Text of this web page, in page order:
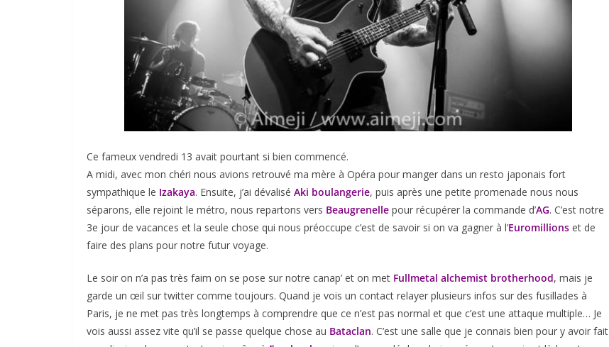
Ce fameux vendredi 13 avait pourtant si bien commencé.
A midi, avec mon chéri nous avions retrouvé ma mère à Opéra pour manger dans un resto japonais fort
sympathique le Izakaya. Ensuite, j’ai dévalisé Aki boulangerie, puis après une petite promenade nous nous
séparons, elle rejoint le métro, nous repartons vers Beaugrenelle pour récupérer la commande d’AG. C’est notre
3e jour de vacances et la seule chose qui nous préoccupe c’est de savoir si on va gagner à l’Euromillions et de
faire des plans pour notre futur voyage.
Le soir on n’a pas très faim on se pose sur notre canap’ et on met Fullmetal alchemist brotherhood, mais je
garde un œil sur twitter comme toujours. Quand je vois un contact relayer plusieurs infos sur des fusillades à
Paris, je ne met pas très longtemps à comprendre que ce n’est pas normal et que c’est une attaque multiple… Je
vois aussi assez vite qu’il se passe quelque chose au Bataclan. C’est une salle que je connais bien pour y avoir fait